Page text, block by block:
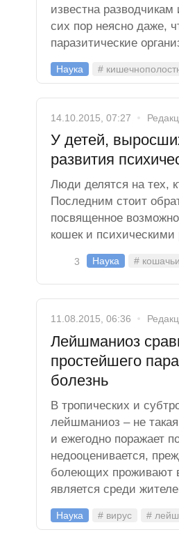
известна
сих пор неясно даже,
паразитические
Наука #
14.10.2015, 07:27
У детей,
развития
Люди делятся на тех,
Последним стоит
посвященное
кошек и психическими
3 Наука # кошачьи
11.08.2015, 06:36
Лейшманиоз
простейшего
болезнь
В тропических и
лейшманиоз – не такая
и ежегодно поражает
недооценивается,
болеющих проживают
является среди
Наука # вирус #